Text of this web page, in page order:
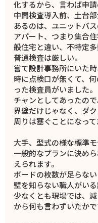
化するから、言わば申請
中間検査導入前、土台
あるのは、ユニットバ
アパート、つまり集合
般住宅と違い、不特定
普通検査は厳しい。
嘗て設計事務所にいた
時に点検口が無くて、
った検査員がいました。
チャンとしてあったの
界壁だけじゃなく、ダ
周りは塞ぐことになって
大手、型式の様な標準
一般的なプランに決め
えられます。
ボードの枚数が足らな
壁を知らない職人がいる
少なくとも現場では、
から何も言わずいたかで